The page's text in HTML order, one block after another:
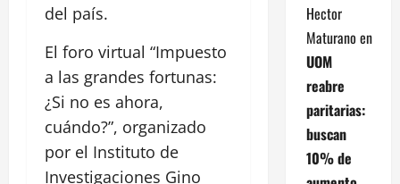
del país.
El foro virtual “Impuesto
a las grandes fortunas:
¿Si no es ahora,
cuándo?”, organizado
por el Instituto de
Investigaciones Gino
Hector
Maturano en
UOM
reabre
paritarias:
buscan
10% de